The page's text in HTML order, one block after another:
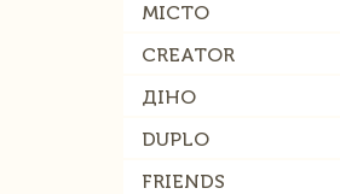
МІСТО
CREATOR
ДІНО
DUPLO
FRIENDS